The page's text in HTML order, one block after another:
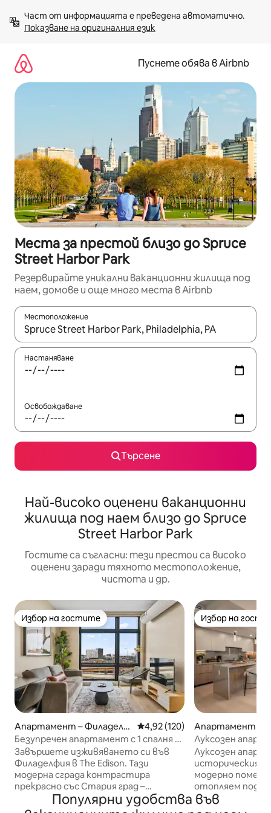
към
съдържанието
Показване на оригиналния език
Пуснете обява в Airbnb
Места за престой близо до Spruce
Street Harbor Park
Резервирайте уникални ваканционни жилища под
наем, домове и още много места в Airbnb
Местоположение
Когато резултатите се покажат, използвайте
Настаняване
Освобождаване
Търсене
Най-високо оценени ваканционни
жилища под наем близо до Spruce
Street Harbor Park
Гостите са съгласни: тези престои са високо
оценени заради тяхното местоположение,
чистота и др.
Избор на гостите
Избор на гостите
Апартамент – Филаделф
ия
Средна оценка: 4,92 от 5,
4,92 (120)
Безупречен апартамент с 1 спалня и
тераса на покрива|Старият град|
Първокласна гледка
Завършете изживяването си във
Филаделфия в The Edison. Тази
модерна сграда контрастира
прекрасно със Стария град –
известен като най-историческия
квадратен километър в страната.
Избор на
Избор на
Апартамент –
ия
Луксозен
2 спални/2 бани
фитнес зала
Луксозен
историческия
модерно
отопляем под и
основната
Жулиета с
Популярни удобства във